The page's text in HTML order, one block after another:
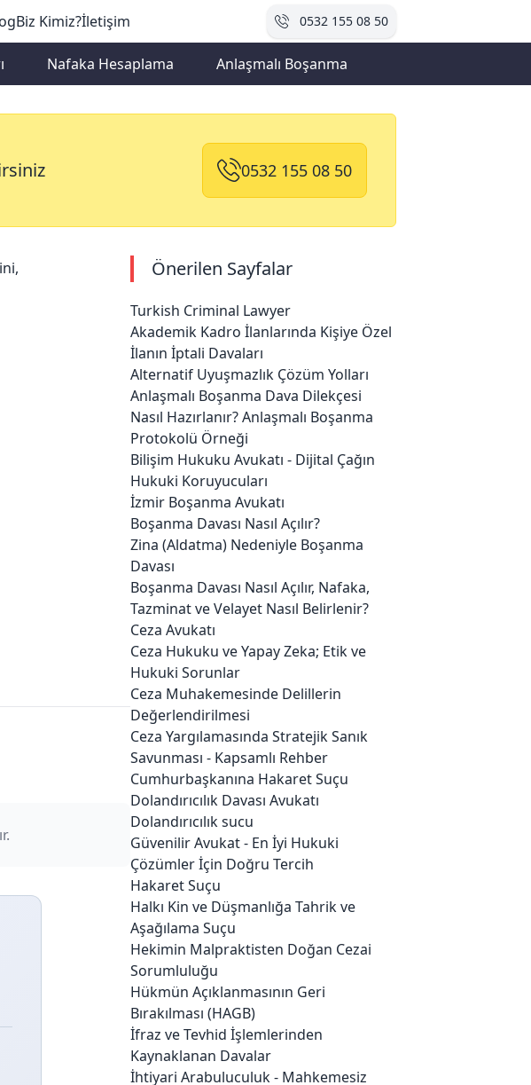
Biz Kimiz?İletişim 0532 155 08 50
Nafaka Hesaplama Anlaşmalı Boşanma
0532 155 08 50
Önerilen Sayfalar
Turkish Criminal Lawyer
Akademik Kadro İlanlarında Kişiye Özel
İlanın İptali Davaları
Alternatif Uyuşmazlık Çözüm Yolları
Anlaşmalı Boşanma Dava Dilekçesi
Nasıl Hazırlanır? Anlaşmalı Boşanma
Protokolü Örneği
Bilişim Hukuku Avukatı - Dijital Çağın
Hukuki Koruyucuları
İzmir Boşanma Avukatı
Boşanma Davası Nasıl Açılır?
Zina (Aldatma) Nedeniyle Boşanma
Davası
Boşanma Davası Nasıl Açılır, Nafaka,
Tazminat ve Velayet Nasıl Belirlenir?
Ceza Avukatı
Ceza Hukuku ve Yapay Zeka; Etik ve
Hukuki Sorunlar
Ceza Muhakemesinde Delillerin
Değerlendirilmesi
Ceza Yargılamasında Stratejik Sanık
Savunması - Kapsamlı Rehber
Cumhurbaşkanına Hakaret Suçu
Dolandırıcılık Davası Avukatı
Dolandırıcılık sucu
Güvenilir Avukat - En İyi Hukuki
Çözümler İçin Doğru Tercih
Hakaret Suçu
Halkı Kin ve Düşmanlığa Tahrik ve
Aşağılama Suçu
Hekimin Malpraktisten Doğan Cezai
Sorumluluğu
Hükmün Açıklanmasının Geri
Bırakılması (HAGB)
İfraz ve Tevhid İşlemlerinden
Kaynaklanan Davalar
İhtiyari Arabuluculuk - Mahkemesiz